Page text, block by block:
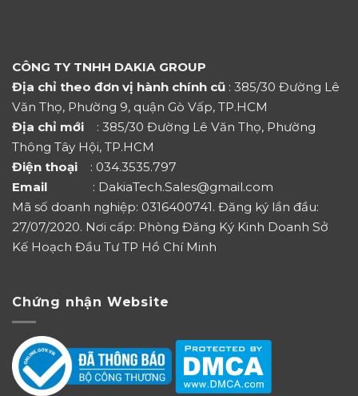
CÔNG TY TNHH DAKIA GROUP
Địa chỉ theo đơn vị hành chính cũ : 385/30 Đường Lê
Văn Thọ, Phường 9, quận Gò Vấp, TP.HCM
Địa chỉ mới
: 385/30 Đường Lê Văn Thọ, Phường
Thông Tây Hội, TP.HCM
Điện thoại : 034.3535.797
Email : DakiaTech.Sales@gmail.com
Mã số doanh nghiệp: 0316400741. Đăng ký lần đầu:
27/07/2020. Nơi cấp: Phòng Đăng Ký Kinh Doanh Sở
Kế Hoạch Đầu Tư TP Hồ Chí Minh
Chứng nhận Website